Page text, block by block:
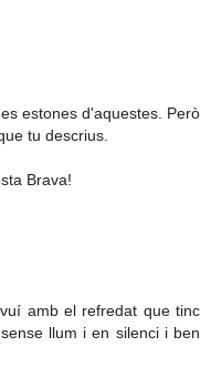
estones d'aquestes. Però
tu descrius.
Brava!
amb el refredat que tinc
llum i en silenci i ben